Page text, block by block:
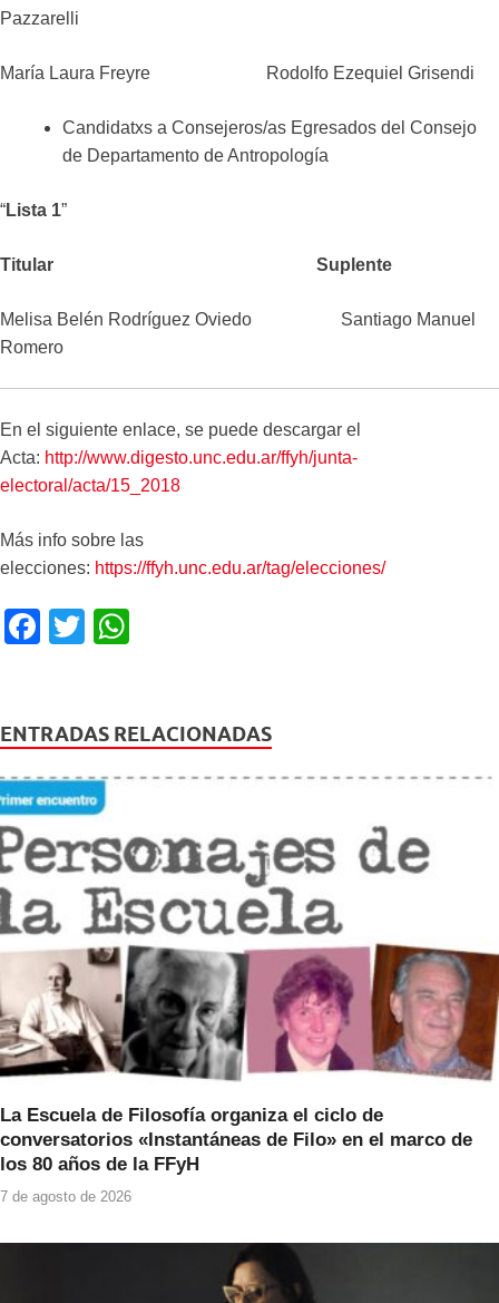
Pazzarelli
María Laura Freyre Rodolfo Ezequiel Grisendi
Candidatxs a Consejeros/as Egresados del Consejo
de Departamento de Antropología
“Lista 1”
Titular Suplente
Melisa Belén Rodríguez Oviedo Santiago Manuel
Romero
En el siguiente enlace, se puede descargar el
Acta: http://www.digesto.unc.edu.ar/ffyh/junta-
electoral/acta/15_2018
Más info sobre las
elecciones: https://ffyh.unc.edu.ar/tag/elecciones/
F
e
b
o
o
k
T
er s
A
p
ENTRADAS RELACIONADAS
La Escuela de Filosofía organiza el ciclo de
conversatorios «Instantáneas de Filo» en el marco de
los 80 años de la FFyH
7 de agosto de 2026